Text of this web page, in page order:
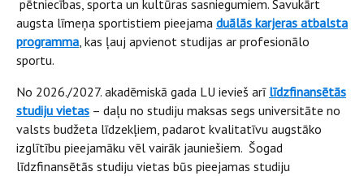
pētniecības, sporta un kultūras sasniegumiem. Savukārt
augsta līmeņa sportistiem pieejama duālās karjeras atbalsta
programma, kas ļauj apvienot studijas ar profesionālo
sportu.
No 2026./2027. akadēmiskā gada LU ievieš arī līdzfinansētās
studiju vietas – daļu no studiju maksas segs universitāte no
valsts budžeta līdzekļiem, padarot kvalitatīvu augstāko
izglītību pieejamāku vēl vairāk jauniešiem. Šogad
līdzfinansētās studiju vietas būs pieejamas studiju